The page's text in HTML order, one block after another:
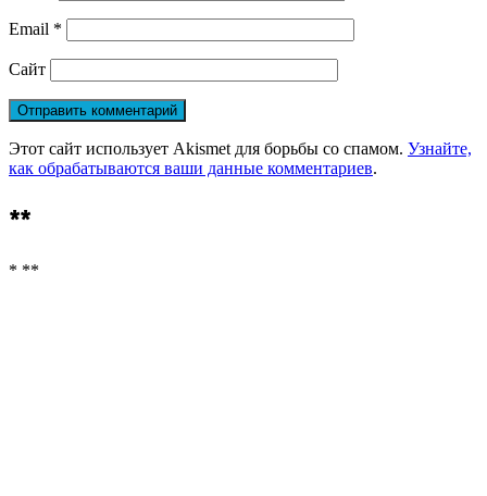
Email *
Сайт
Этот сайт использует Akismet для борьбы со спамом. Узнайте,
как обрабатываются ваши данные комментариев.
**
* **